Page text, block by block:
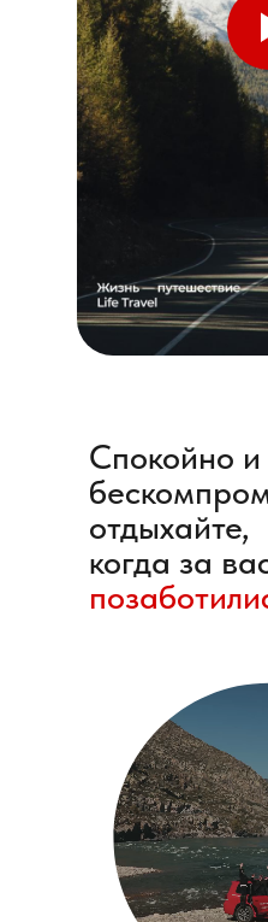
Спокойно и
отдыхайте,
когда за